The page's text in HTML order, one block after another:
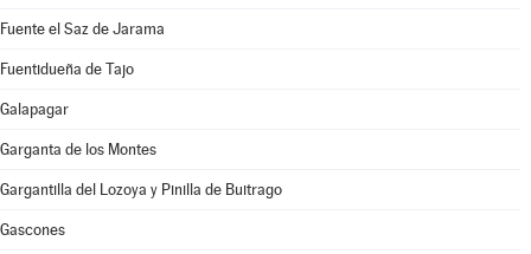
Fuente el Saz de Jarama
Fuentidueña de Tajo
Galapagar
Garganta de los Montes
Gargantilla del Lozoya y Pinilla de Buitrago
Gascones